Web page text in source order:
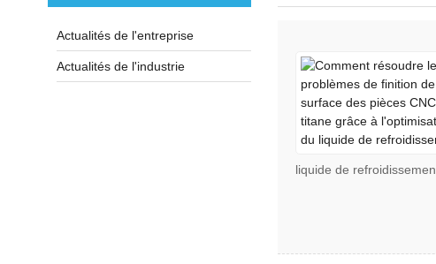
Actualités de l'entreprise
Actualités de l'industrie
liquide de